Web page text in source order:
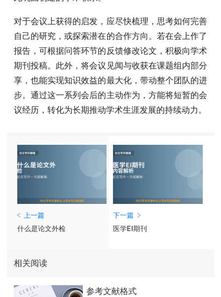
对于会议上获得的启发，应尽快梳理，思考如何完善
自己的研究，或探索潜在的合作方向。若在会上作了
报告，可根据问答环节的反馈修改论文，积极向学术
期刊投稿。此外，将会议见闻与收获在课题组内部分
享，也能实现知识效益的最大化，带动整个团队的进
步。通过这一系列会后的主动作为，方能将短暂的会
议经历，转化为长期推动学术生涯发展的持续动力。
上一篇
什么是论文外检
下一篇
医学EI期刊
相关阅读
参考文献格式